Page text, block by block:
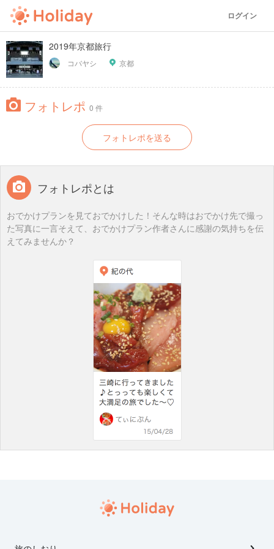
ログイン
2019年京都旅行
コバヤシ 京都
フォトレポ 0 件
フォトレポを送る
フォトレポとは
おでかけプランを見ておでかけした！そんな時はおでかけ先で撮っ
た写真に一言そえて、おでかけプラン作者さんに感謝の気持ちを伝
えてみませんか？